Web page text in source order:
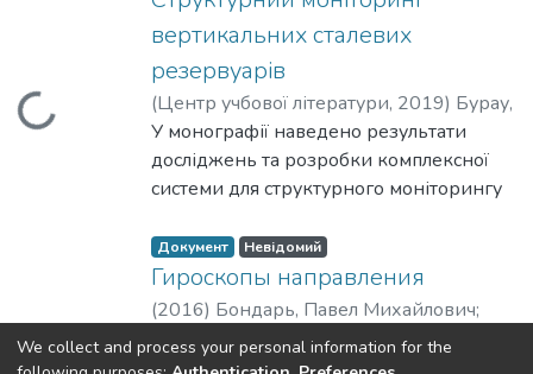
Вантажиться...
вертикальних сталевих
резервуарів
(Центр учбової літератури, 2019) Бурау,
Надія Іванівна;Лук'янченко, Ольга
Олексіївна;Костіна, Олена
Володимирівна;Цибульник, Сергій
У монографії наведено результати
досліджень та розробки комплексної
системи для структурного моніторингу
екологічно-небезпечними речовинами.
Наведено результати моделювання
резервуару як об'єкта в умовах
експлуатаційних навантажень та при
появі і розвитку пошкоджень,
Документ Невідомий
Гироскопы направления
(2016) Бондарь, Павел Михайлович;
Мелешко, Владислав Валентинович
Аврутов, Вадим Викторович
We collect and process your personal information for the